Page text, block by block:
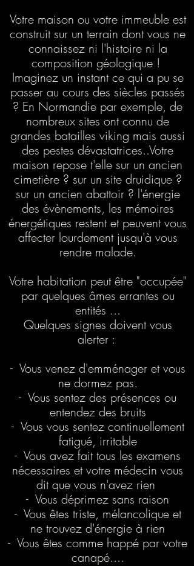
Votre maison ou votre immeuble est
construit sur un terrain dont vous ne
connaissez ni l'histoire ni la
composition géologique !
Imaginez un instant ce qui a pu se
passer au cours des siècles passés
? En Normandie par exemple, de
nombreux sites ont connu de
grandes batailles viking mais aussi
des pestes dévastatrices..Votre
maison repose t'elle sur un ancien
cimetière ? sur un site druidique ?
sur un ancien abattoir ? l'énergie
des évènements, les mémoires
énergétiques restent et peuvent vous
affecter lourdement jusqu'à vous
rendre malade.
Votre habitation peut être "occupée"
par quelques âmes errantes ou
entités ...
Quelques signes doivent vous
alerter :
- Vous venez d'emménager et vous
ne dormez pas.
- Vous sentez des présences ou
entendez des bruits
- Vous vous sentez continuellement
fatigué, irritable
- Vous avez fait tous les examens
nécessaires et votre médecin vous
dit que vous n'avez rien
- Vous déprimez sans raison
- Vous êtes triste, mélancolique et
ne trouvez d'énergie à rien
- Vous êtes comme happé par votre
canapé....